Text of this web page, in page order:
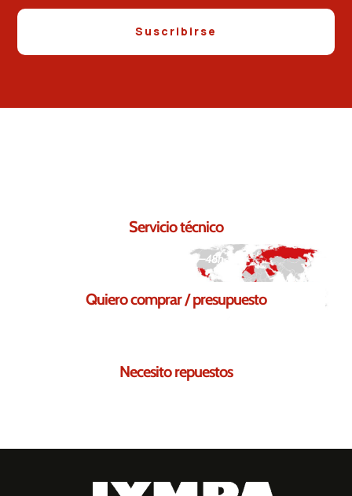
Suscribirse
Servicio técnico
Respuesta en 24–48h
Quiero comprar / presupuesto
Necesito repuestos